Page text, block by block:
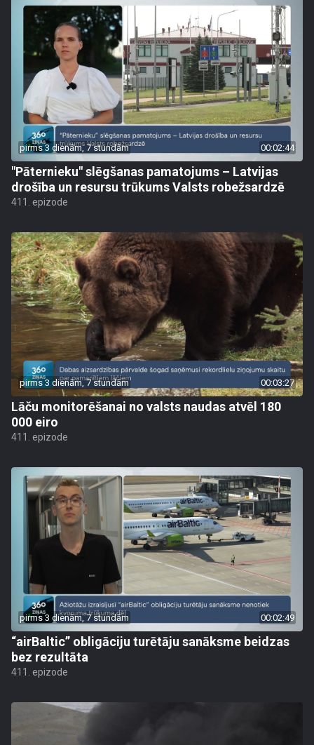
pirms 3 dienām, 7 stundām 00:02:44
"Pāternieku" slēgšanas pamatojums – Latvijas
drošība un resursu trūkums Valsts robežsardzē
411. epizode
pirms 3 dienām, 7 stundām 00:03:27
Lāču monitorēšanai no valsts naudas atvēl 180
000 eiro
411. epizode
pirms 3 dienām, 7 stundām 00:02:49
“airBaltic” obligāciju turētāju sanāksme beidzas
bez rezultāta
411. epizode